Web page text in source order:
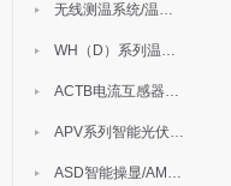
无线测温系统/温度巡检
WH（D）系列温湿度控制器
ACTB电流互感器过电压保护器
APV系列智能光伏汇流箱
ASD智能操显/AM中压保护